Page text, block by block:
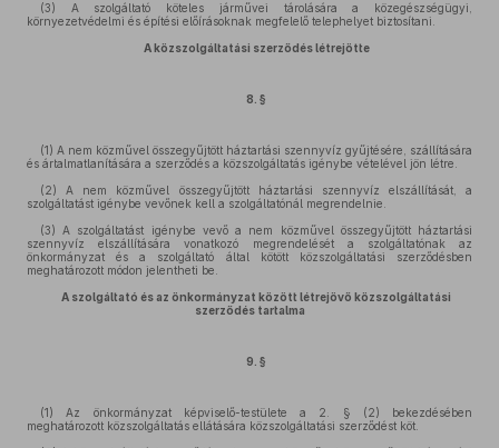
(3) A szolgáltató köteles járművei tárolására a közegészségügyi,
környezetvédelmi és építési előírásoknak megfelelő telephelyet biztosítani.
A közszolgáltatási szerződés létrejötte
8. §
(1) A nem közművel összegyűjtött háztartási szennyvíz gyűjtésére, szállítására
és ártalmatlanítására a szerződés a közszolgáltatás igénybe vételével jön létre.
(2) A nem közművel összegyűjtött háztartási szennyvíz elszállítását, a
szolgáltatást igénybe vevőnek kell a szolgáltatónál megrendelnie.
(3) A szolgáltatást igénybe vevő a nem közművel összegyűjtött háztartási
szennyvíz elszállítására vonatkozó megrendelését a szolgáltatónak az
önkormányzat és a szolgáltató által kötött közszolgáltatási szerződésben
meghatározott módon jelentheti be.
A szolgáltató és az önkormányzat között létrejövő közszolgáltatási
szerződés tartalma
9. §
(1) Az önkormányzat képviselő-testülete a 2. § (2) bekezdésében
meghatározott közszolgáltatás ellátására közszolgáltatási szerződést köt.